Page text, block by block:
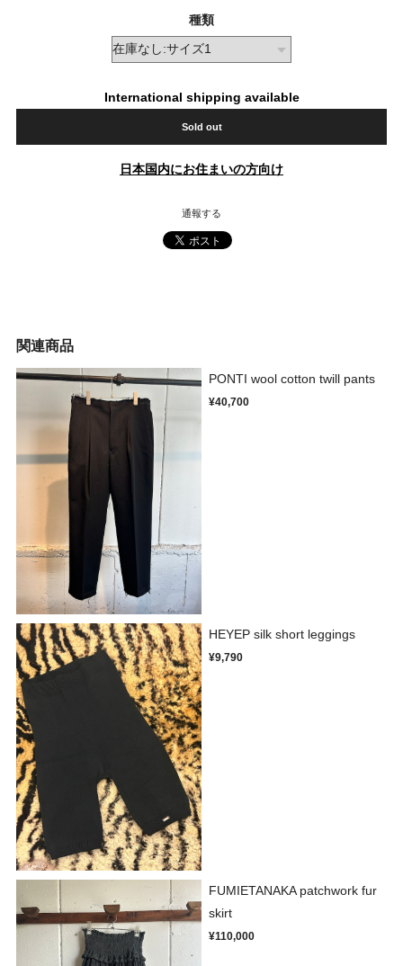
種類
International shipping available
Sold out
日本国内にお住まいの方向け
通報する
関連商品
PONTI wool cotton twill pants
¥40,700
HEYEP silk short leggings
¥9,790
FUMIETANAKA patchwork fur
skirt
¥110,000